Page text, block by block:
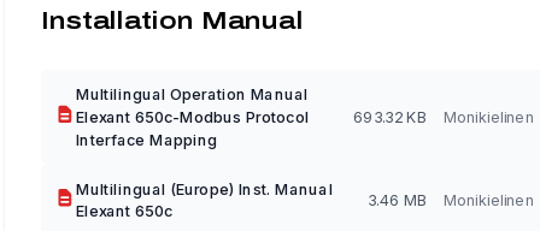
Installation Manual
Multilingual Operation Manual
Elexant 650c-Modbus Protocol
Interface Mapping
693.32 KB Monikielinen
Multilingual (Europe) Inst. Manual
Elexant 650c
3.46 MB Monikielinen